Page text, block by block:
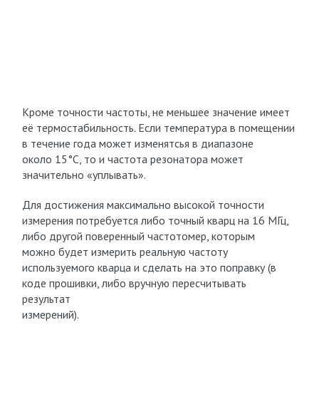
Кроме точности частоты, не меньшее значение имеет
её термостабильность. Если температура в помещении
в течение года может изменятсья в диапазоне
около 15°С, то и частота резонатора может
значительно «уплывать».
Для достижения максимально высокой точности
измерения потребуется либо точный кварц на 16 МГц,
либо другой поверенный частотомер, которым
можно будет измерить реальную частоту
используемого кварца и сделать на это поправку (в
коде прошивки, либо вручную пересчитывать
результат
измерений).